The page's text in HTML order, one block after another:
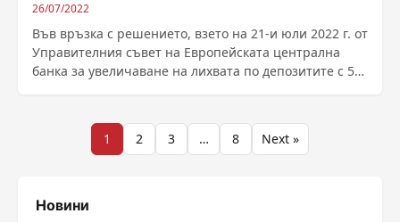
26/07/2022
Във връзка с решението, взето на 21-и юли 2022 г. от
Управителния съвет на Европейската централна
банка за увеличаване на лихвата по депозитите с 50
Разделяне
публикациите
1 2 3 … 8 Next »
Новини